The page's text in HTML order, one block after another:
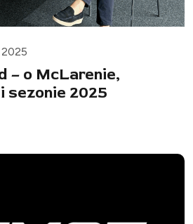
– o McLarenie,
sezonie 2025